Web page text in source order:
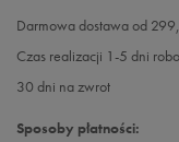
Darmowa dostawa od
Czas realizacji 1-5 dni
30 dni na zwrot
Sposoby płatności: